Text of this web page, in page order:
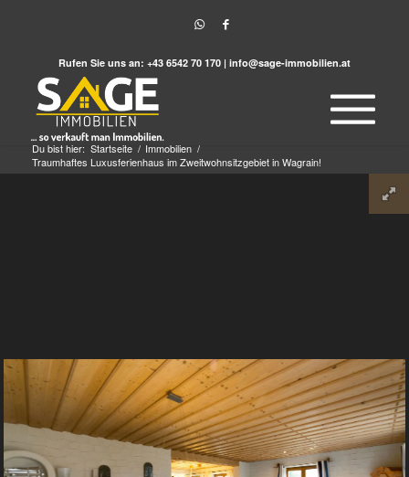
Rufen Sie uns an: +43 6542 70 170 | info@sage-immobilien.at
Du bist hier: Startseite / Immobilien /
Traumhaftes Luxusferienhaus im Zweitwohnsitzgebiet in Wagrain!